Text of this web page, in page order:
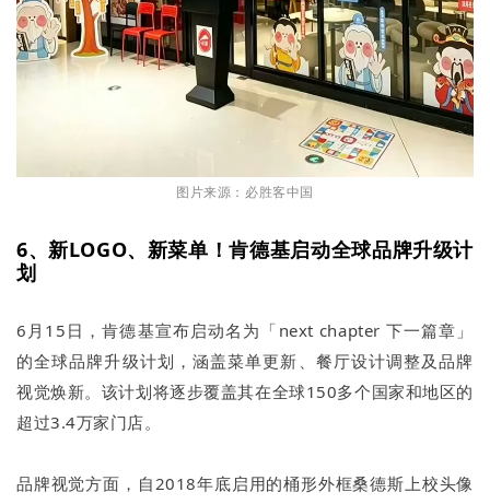
图片来源：必胜客中国
6、新LOGO、新菜单！肯德基启动全球品牌升级计
划
6月15日，肯德基宣布启动名为「next chapter 下一篇章」
的全球品牌升级计划，涵盖菜单更新、餐厅设计调整及品牌
视觉焕新。该计划将逐步覆盖其在全球150多个国家和地区的
超过3.4万家门店。
品牌视觉方面，自2018年底启用的桶形外框桑德斯上校头像